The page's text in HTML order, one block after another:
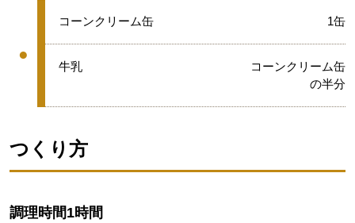
●
グループ
●
コーンクリーム缶 1缶
●
牛乳
コーンクリーム缶
の半分
つくり方
調理時間1時間